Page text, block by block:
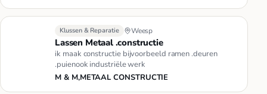
Klussen & Reparatie Weesp
Lassen Metaal .constructie
ik maak constructie bijvoorbeeld ramen .deuren
.puienook industriële werk
M & M,METAAL CONSTRUCTIE